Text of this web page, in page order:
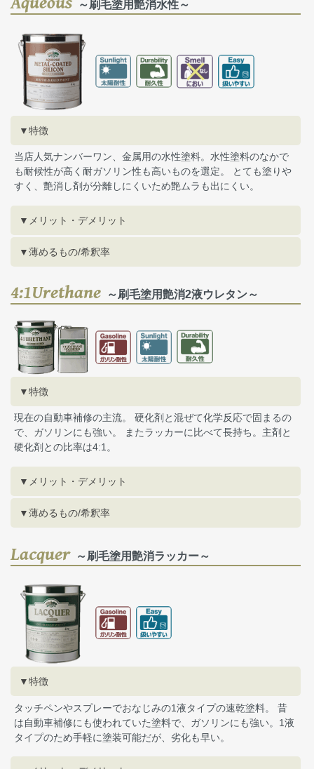
～刷毛塗用艶消水性～
▼特徴
当店人気ナンバーワン、金属用の水性塗料。水性塗料のなかで
も耐候性が高く耐ガソリン性も高いものを選定。 とても塗りや
すく、艶消し剤が分離しにくいため艶ムラも出にくい。
▼メリット・デメリット
▼薄めるもの/希釈率
4:1Urethane ～刷毛塗用艶消2液ウレタン～
▼特徴
現在の自動車補修の主流。 硬化剤と混ぜて化学反応で固まるの
で、ガソリンにも強い。 またラッカーに比べて長持ち。主剤と
硬化剤との比率は4:1。
▼メリット・デメリット
▼薄めるもの/希釈率
Lacquer～刷毛塗用艶消ラッカー～
▼特徴
タッチペンやスプレーでおなじみの1液タイプの速乾塗料。 昔
は自動車補修にも使われていた塗料で、ガソリンにも強い。1液
タイプのため手軽に塗装可能だが、劣化も早い。